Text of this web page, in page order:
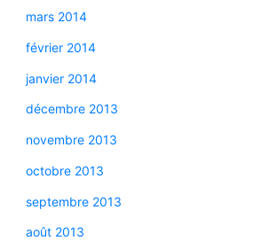
mars 2014
février 2014
janvier 2014
décembre 2013
novembre 2013
octobre 2013
septembre 2013
août 2013